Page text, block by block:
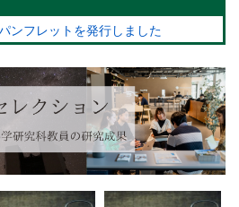
ンフレットを発行しました